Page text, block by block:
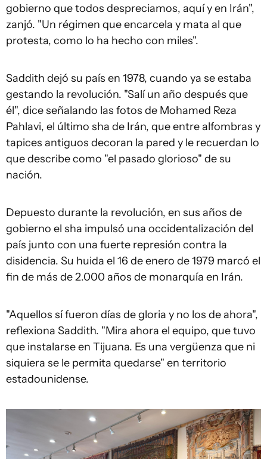
gobierno que todos despreciamos, aquí y en Irán",
zanjó. "Un régimen que encarcela y mata al que
protesta, como lo ha hecho con miles".
Saddith dejó su país en 1978, cuando ya se estaba
gestando la revolución. "Salí un año después que
él", dice señalando las fotos de Mohamed Reza
Pahlavi, el último sha de Irán, que entre alfombras y
tapices antiguos decoran la pared y le recuerdan lo
que describe como "el pasado glorioso" de su
nación.
Depuesto durante la revolución, en sus años de
gobierno el sha impulsó una occidentalización del
país junto con una fuerte represión contra la
disidencia. Su huida el 16 de enero de 1979 marcó el
fin de más de 2.000 años de monarquía en Irán.
"Aquellos sí fueron días de gloria y no los de ahora",
reflexiona Saddith. "Mira ahora el equipo, que tuvo
que instalarse en Tijuana. Es una vergüenza que ni
siquiera se le permita quedarse" en territorio
estadounidense.